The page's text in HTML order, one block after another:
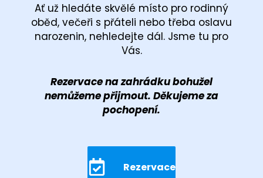
Ať už hledáte skvělé místo pro rodinný
oběd, večeři s přáteli nebo třeba oslavu
narozenin, nehledejte dál. Jsme tu pro
Vás.
Rezervace na zahrádku bohužel
nemůžeme přijmout. Děkujeme za
pochopení.
Rezervace